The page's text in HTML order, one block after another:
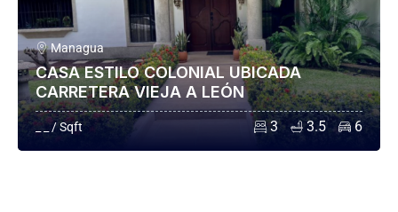
Managua
CASA ESTILO COLONIAL UBICADA
CARRETERA VIEJA A LEÓN
_ _ / Sqft 3 3.5 6